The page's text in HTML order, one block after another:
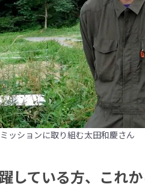
ッションに取り組む太田和慶さん
している方、これ